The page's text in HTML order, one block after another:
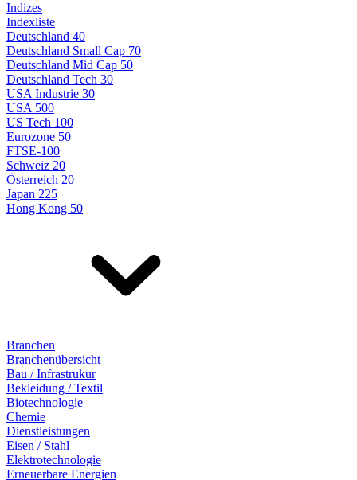
Indizes
Indexliste
Deutschland 40
Deutschland Small Cap 70
Deutschland Mid Cap 50
Deutschland Tech 30
USA Industrie 30
USA 500
US Tech 100
Eurozone 50
FTSE-100
Schweiz 20
Österreich 20
Japan 225
Hong Kong 50
Branchen
Branchenübersicht
Bau / Infrastrukur
Bekleidung / Textil
Biotechnologie
Chemie
Dienstleistungen
Eisen / Stahl
Elektrotechnologie
Erneuerbare Energien